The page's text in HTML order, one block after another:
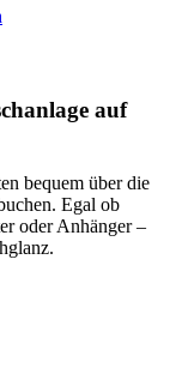
auf
bequem über die
Egal ob
oder Anhänger –